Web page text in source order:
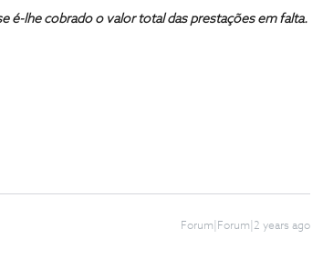
é-lhe cobrado o valor total das prestações em falta.
Forum|Forum|2 years ago